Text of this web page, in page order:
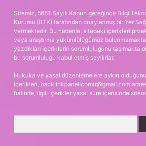
Sitemiz, 5651 Sayılı Kanun gereğince Bilgi
Kurumu (BTK) tarafından onaylanmış bir Yer
vermektedir. Bu nedenle, sitedeki içerikleri
veya araştırma yükümlülüğümüz
yazdıkları içeriklerin sorumluluğunu taşımakta
bu sorumluluğu kabul etmiş sayılırlar.
Hukuka ve yasal düzenlemelere aykırı
içerikleri, backlinkpanelicomtr@gmail.com
halinde, ilgili içerikler yasal süre içerisinde